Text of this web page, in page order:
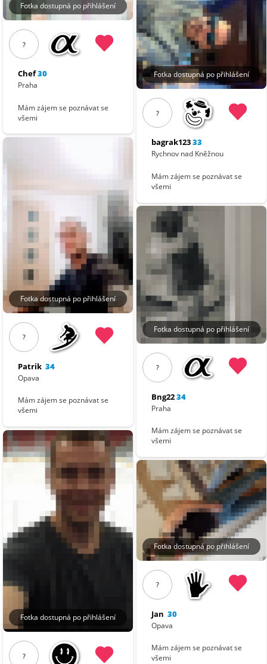
Fotka dostupná po přihlášení
?
Chef30
Praha
Mám zájem se poznávat se
všemi
Fotka dostupná po přihlášení
?
Patrik 34
Opava
Mám zájem se poznávat se
všemi
Fotka dostupná po přihlášení
?
Fotka dostupná po přihlášení
?
bagrak12333
Rychnov nad Kněžnou
Mám zájem se poznávat se
všemi
Fotka dostupná po přihlášení
?
Bng2234
Praha
Mám zájem se poznávat se
všemi
Fotka dostupná po přihlášení
?
Jan 30
Opava
Mám zájem se poznávat se
všemi